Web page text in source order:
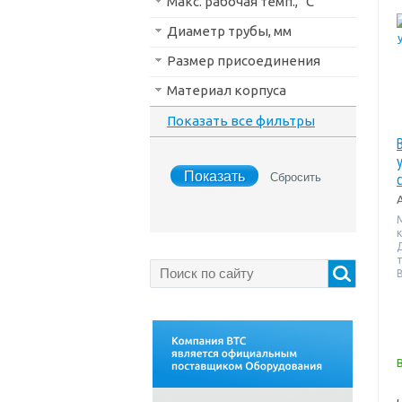
Диаметр трубы, мм
Размер присоединения
Материал корпуса
Показать все фильтры